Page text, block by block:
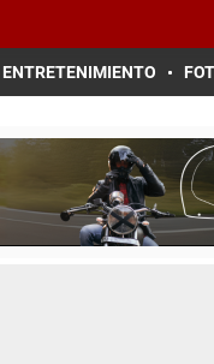
ENTRETENIMIENTO